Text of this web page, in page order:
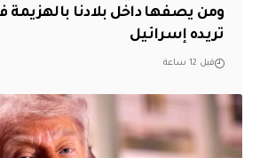
ومن يصفها داخل بلادنا بالهزيمة
تريده إسرائيل
قبل 12 ساعة